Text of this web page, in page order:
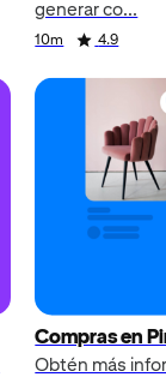
generar co...
10m 4.9
Compras en
Obtén más